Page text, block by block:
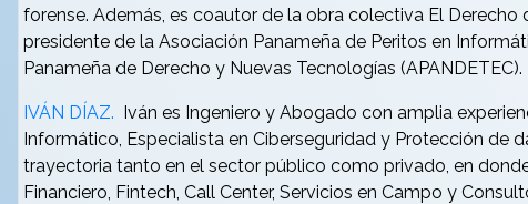
forense. Además, es coautor de la obra colectiva El Derecho
presidente de la Asociación Panameña de Peritos en
Panameña de Derecho y Nuevas Tecnologías (APANDETEC).
IVÁN DÍAZ. Iván es Ingeniero y Abogado con amplia
Informático, Especialista en Ciberseguridad y Protección de
trayectoria tanto en el sector público como privado, en
Financiero, Fintech, Call Center, Servicios en Campo y